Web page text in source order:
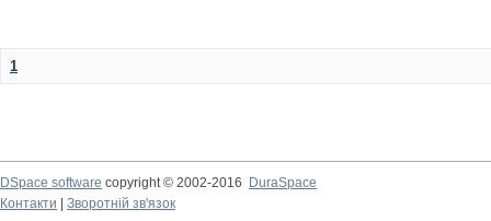
1
DSpace software copyright © 2002-2016
DuraSpace
Контакти
Зворотній зв'язок